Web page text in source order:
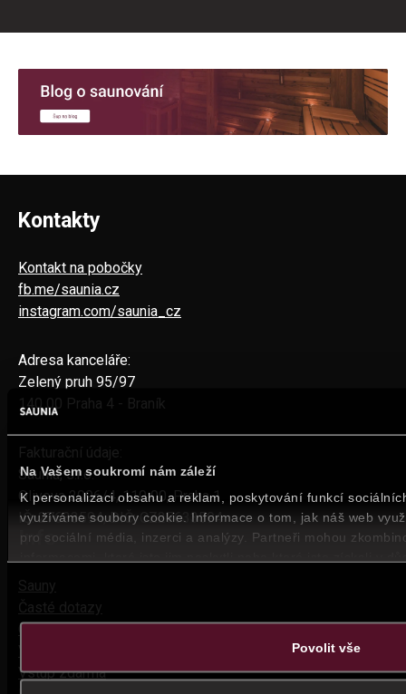
Na Vašem soukromí nám záleží
K personalizaci obsahu a reklam, poskytování funkcí
využíváme soubory cookie. Informace o tom, jak náš web
pro sociální média, inzerci a analýzy. Partneři mohou
Povolit vše
Kontakty
Kontakt na pobočky
fb.me/saunia.cz
instagram.com/saunia_cz
Adresa kanceláře:
Zelený pruh 95/97
140 00 Praha 4 - Braník
Fakturační údaje:
Saunia, s.r.o.
Olivova 2096/4, 110 00, Praha 1
IČ: 27633594, DIČ: CZ27633594
Info
Sauny
Časté dotazy
Ceník
Věrnostní program
Vstup zdarma